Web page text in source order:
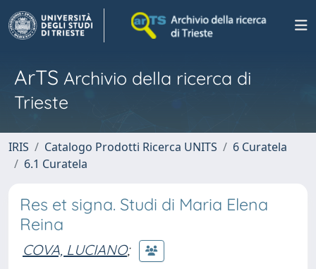
ArTS Archivio della ricerca di
Trieste
IRIS Catalogo Prodotti Ricerca UNITS
6 Curatela
6.1 Curatela
Res et signa. Studi di Maria Elena
Reina
COVA, LUCIANO;